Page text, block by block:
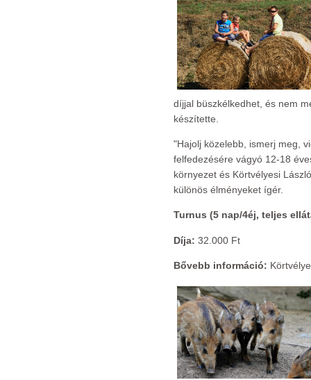
díjjal büszkélkedhet, és nem
készítette.
"Hajolj közelebb, ismerj meg,
felfedezésére vágyó 12-18
környezet és Körtvélyesi
különös élményeket ígér.
Turnus (5 nap/4éj, teljes
Díja: 32.000 Ft
Bővebb információ: